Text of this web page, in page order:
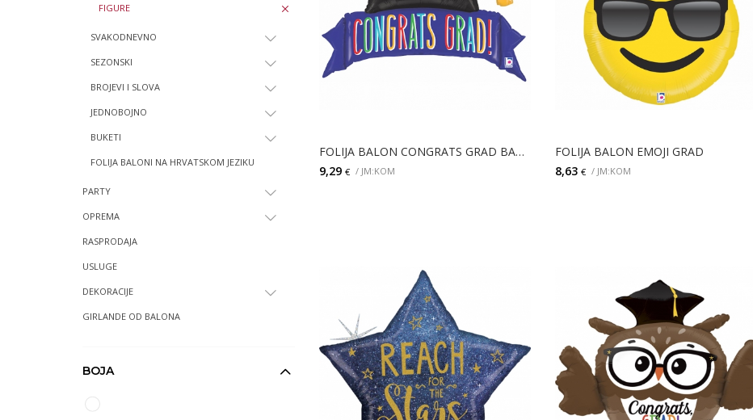
FIGURE
SVAKODNEVNO
SEZONSKI
BROJEVI I SLOVA
JEDNOBOJNO
BUKETI
FOLIJA BALONI NA HRVATSKOM JEZIKU
PARTY
OPREMA
RASPRODAJA
USLUGE
DEKORACIJE
GIRLANDE OD BALONA
BOJA
FOLIJA BALON CONGRATS GRAD BANNER
9,29 € / JM:KOM
FOLIJA BALON EMOJI GRAD
8,63 € / JM:KOM